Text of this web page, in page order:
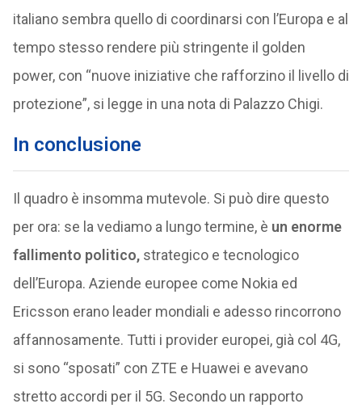
italiano sembra quello di coordinarsi con l’Europa e al
tempo stesso rendere più stringente il golden
power, con “nuove iniziative che rafforzino il livello di
protezione”, si legge in una nota di Palazzo Chigi.
In conclusione
Il quadro è insomma mutevole. Si può dire questo
per ora: se la vediamo a lungo termine, è un enorme
fallimento politico,strategico e tecnologico
dell’Europa. Aziende europee come Nokia ed
Ericsson erano leader mondiali e adesso rincorrono
affannosamente. Tutti i provider europei, già col 4G,
si sono “sposati” con ZTE e Huawei e avevano
stretto accordi per il 5G. Secondo un rapporto